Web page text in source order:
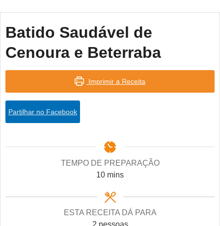
Batido Saudável de
Cenoura e Beterraba
Imprimir a Receita
Partilhar no Facebook
TEMPO DE PREPARAÇÃO
10minutes
mins
ESTA RECEITA DÁ PARA
2 pessoas